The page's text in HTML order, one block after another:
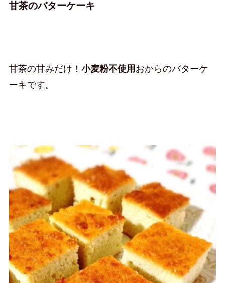
甘茶のバターケーキ
甘茶の甘みだけ！ 小麦粉不使用 おからのバターケ
ーキです。